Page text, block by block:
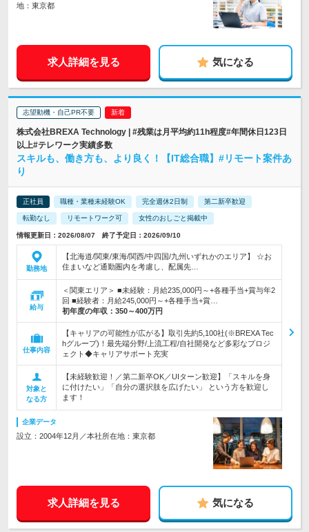
地：東京都
求人詳細を見る 気になる
志望動機・自己PR不要
株式会社BREXA Technology | #残業は月平均約11h程度#年間休日123日
以上#テレワーク実績多数
スキルも、働き方も、より良く！【IT総合職】#リモート案件あ
り
正社員 職種・業種未経験OK 完全週休2日制 第二新卒歓迎
転勤なし リモートワーク可 女性のおしごと掲載中
情報更新日：2026/08/07 終了予定日：2026/09/10
勤務地
【北海道/関東/東海/関西/中四国/九州いずれかのエリア】 ☆お
住まいなど通勤圏内を考慮し、配属先…
給与
＜関東エリア＞ ■未経験：月給235,000円～+各種手当+賞与年2
回 ■経験者：月給245,000円～+各種手当+賞…
初年度の年収： 350～400万円
仕事内容
【キャリアの可能性が広がる】取引先約5,100社(※BREXA Tec
hグループ)！最先端分野/上流工程/自社開発など多彩なプロジ
ェクト◆キャリアサポート充実
対象と
なる方
【未経験歓迎！／第二新卒OK／UIターン歓迎】「スキルを身
に付けたい」「自分の選択肢を広げたい」 という方を歓迎し
ます！
企業データ
設立：2004年12月／本社所在地：東京都
求人詳細を見る 気になる